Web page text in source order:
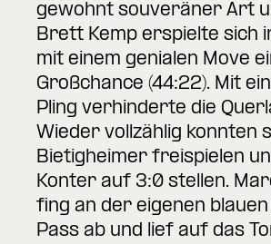
gewohnt souveräner Art
Brett Kemp erspielte sich
mit einem genialen Move
Großchance (44:22). Mit
Pling verhinderte die
Wieder vollzählig konnten
Bietigheimer freispielen
Konter auf 3:0 stellen.
fing an der eigenen blauen
Pass ab und lief auf das